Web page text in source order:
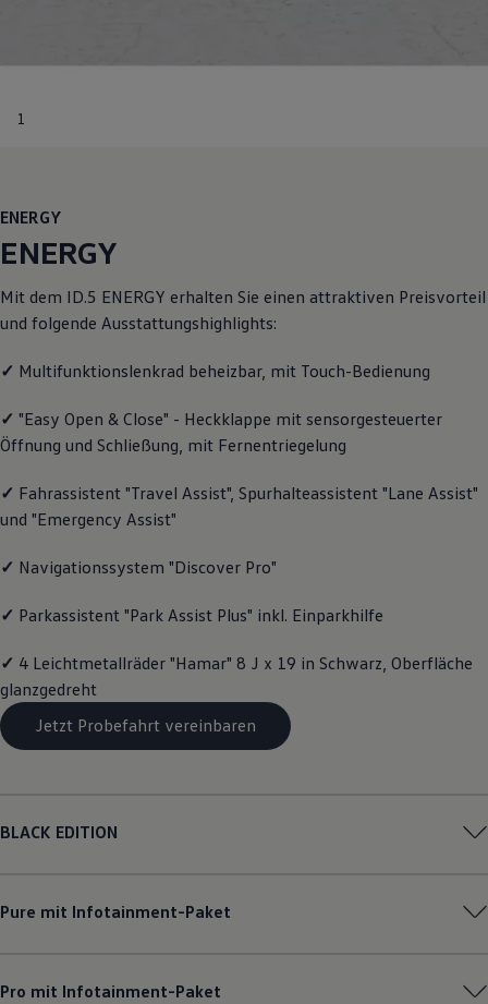
Digitale Extras
Volkswagen Apps, Login und Shop
Updates für Software, Karten und Radio
Vorgängermodelle
Volkswagen Kundenbetreuung
Warn- und Kontrollleuchten
Assistenzsysteme
Live Beratung
Lifestyle
Familie
Volkswagen R
Pannen- und Unfallhilfe
1
ENERGY
ENERGY
Mit dem ID.5 ENERGY erhalten Sie einen attraktiven Preisvorteil
und folgende Ausstattungshighlights:
✓ Multifunktionslenkrad beheizbar, mit Touch-Bedienung
✓ "Easy Open & Close" - Heckklappe mit sensorgesteuerter
Öffnung und Schließung, mit Fernentriegelung
✓ Fahrassistent "Travel Assist", Spurhalteassistent "Lane Assist"
und "Emergency Assist"
✓ Navigationssystem "Discover Pro"
✓ Parkassistent "Park Assist Plus" inkl. Einparkhilfe
✓ 4 Leichtmetallräder "Hamar" 8 J x 19 in Schwarz, Oberfläche
glanzgedreht
Jetzt Probefahrt vereinbaren
BLACK EDITION
Pure mit Infotainment-Paket
Pro mit Infotainment-Paket